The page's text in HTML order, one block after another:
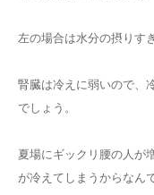
左の場合は水分の摂りす
腎臓は冷えに弱いので、
でしょう。
夏場にギックリ腰の人が
が冷えてしまうからなん